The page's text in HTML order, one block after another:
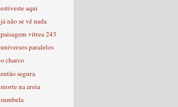
estiveste aqui
já não se vê nada
paisagem vítrea 243
universos paralelos
o charco
então segura
morte na areia
sumbela